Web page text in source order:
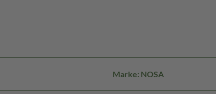
Marke: NOSA